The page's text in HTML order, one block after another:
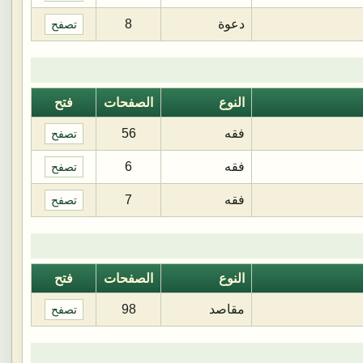
دعوة 8 تصفح
النوع الصفحات فتح
فقه 56 تصفح
فقه 6 تصفح
فقه 7 تصفح
النوع الصفحات فتح
مقاصد 98 تصفح